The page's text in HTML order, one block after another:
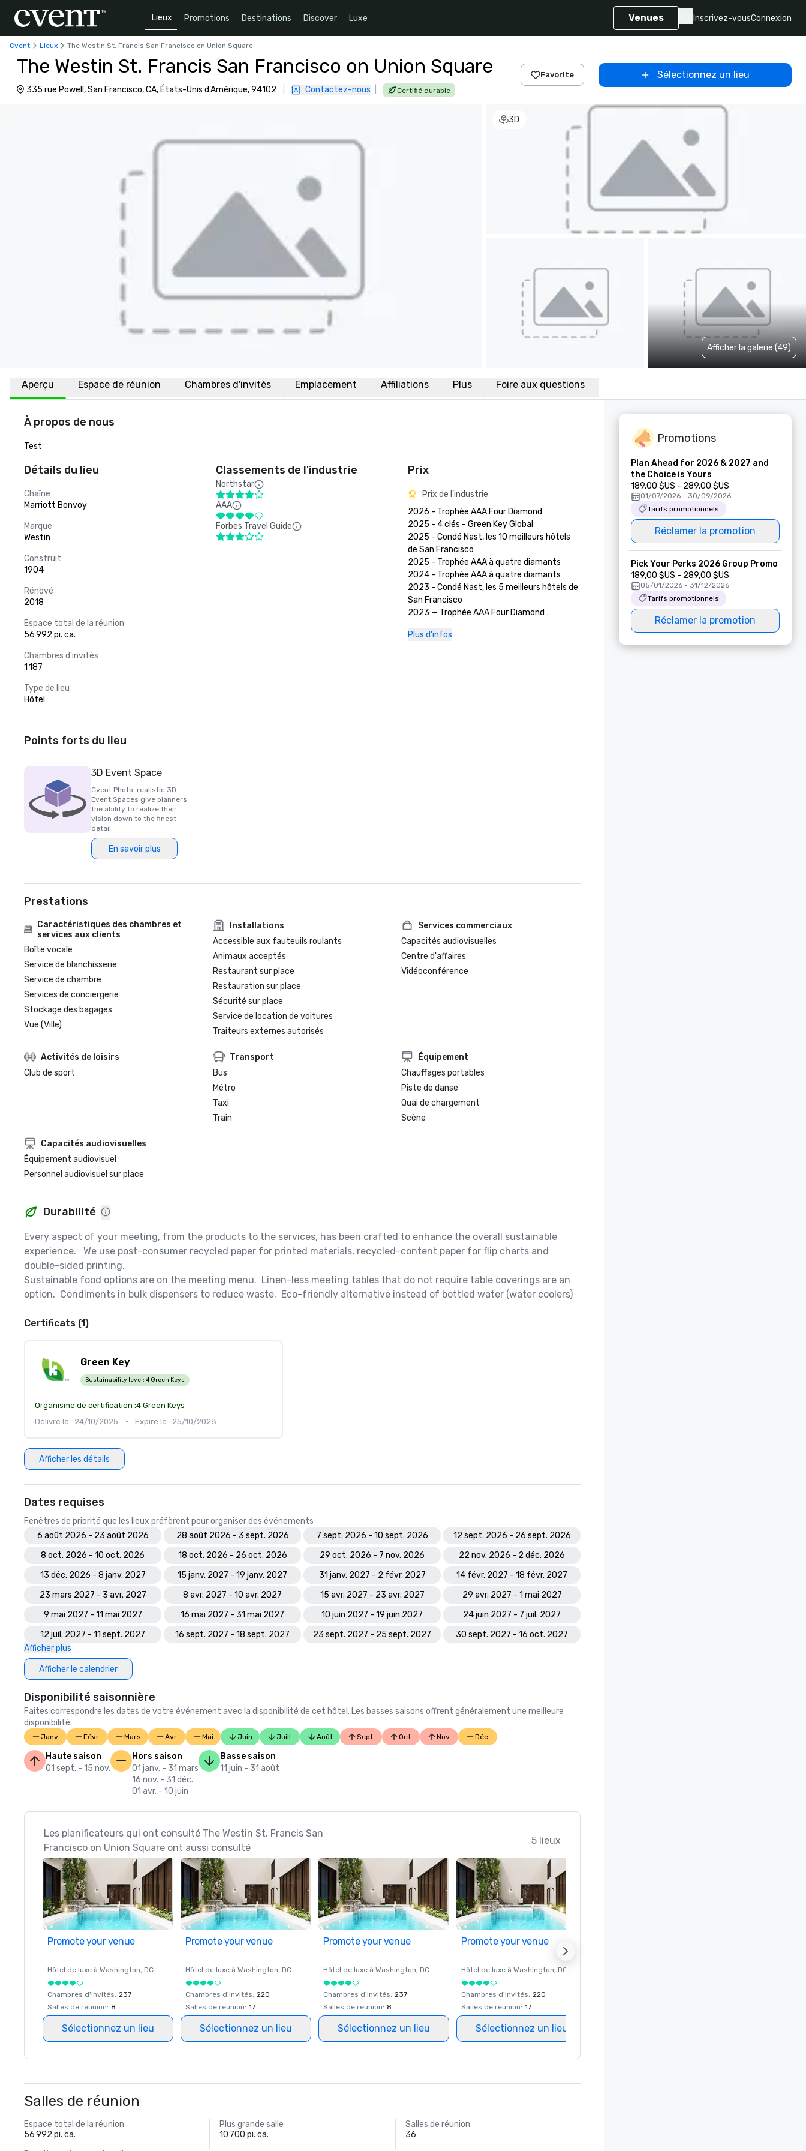
Lieux Promotions Destinations Discover Luxe Venues Inscrivez-vousConnexion
Cvent Lieux The Westin St. Francis San Francisco on Union Square
The Westin St. Francis San Francisco on Union Square
335 rue Powell, San Francisco, CA, États-Unis d'Amérique, 94102 Contactez-nous Certifié durable
Favorite Sélectionnez un lieu
3D
Afficher la galerie (49)
Aperçu Espace de réunion Chambres d'invités Emplacement Affiliations Plus Foire aux questions
À propos de nous
Test
Détails du lieu
Chaîne
Marriott Bonvoy
Marque
Westin
Construit
1904
Rénové
2018
Espace total de la réunion
56 992 pi. ca.
Chambres d'invités
1 187
Type de lieu
Hôtel
Classements de l'industrie
Northstar
AAA
Forbes Travel Guide
Prix
Prix de l'industrie
2026 - Trophée AAA Four Diamond
2025 - 4 clés - Green Key Global
2025 - Condé Nast, les 10 meilleurs hôtels
de San Francisco
2025 - Trophée AAA à quatre diamants
2024 - Trophée AAA à quatre diamants
2023 - Condé Nast, les 5 meilleurs hôtels de
San Francisco
2023 — Trophée AAA Four Diamond
2021 - Prix AAA Four Diamond
Plus d'infos
Points forts du lieu
3D Event Space
Cvent Photo-realistic 3D
Event Spaces give planners
the ability to realize their
vision down to the finest
detail.
En savoir plus
Prestations
Caractéristiques des chambres et
services aux clients
Boîte vocale
Service de blanchisserie
Service de chambre
Services de conciergerie
Stockage des bagages
Vue (Ville)
Installations
Accessible aux fauteuils roulants
Animaux acceptés
Restaurant sur place
Restauration sur place
Sécurité sur place
Service de location de voitures
Traiteurs externes autorisés
Services commerciaux
Capacités audiovisuelles
Centre d'affaires
Vidéoconférence
Activités de loisirs
Club de sport
Transport
Bus
Métro
Taxi
Train
Équipement
Chauffages portables
Piste de danse
Quai de chargement
Scène
Capacités audiovisuelles
Équipement audiovisuel
Personnel audiovisuel sur place
Durabilité
Every aspect of your meeting, from the products to the services, has been crafted to enhance the overall sustainable
experience.   We use post-consumer recycled paper for printed materials, recycled-content paper for flip charts and
double-sided printing.
Sustainable food options are on the meeting menu.  Linen-less meeting tables that do not require table coverings are an
option.  Condiments in bulk dispensers to reduce waste.  Eco-friendly alternative instead of bottled water (water coolers)
Certificats (1)
Green Key
Sustainability level: 4 Green Keys
Organisme de certification :4 Green Keys
Délivré le : 24/10/2025
• Expire le : 25/10/2028
Afficher les détails
Dates requises
Fenêtres de priorité que les lieux préfèrent pour organiser des événements
6 août 2026 - 23 août 2026
28 août 2026 - 3 sept. 2026 7 sept. 2026 - 10 sept. 2026
12 sept. 2026 - 26 sept. 2026
8 oct. 2026 - 10 oct. 2026
18 oct. 2026 - 26 oct. 2026 29 oct. 2026 - 7 nov. 2026
22 nov. 2026 - 2 déc. 2026
13 déc. 2026 - 8 janv. 2027
15 janv. 2027 - 19 janv. 2027 31 janv. 2027 - 2 févr. 2027
14 févr. 2027 - 18 févr. 2027
23 mars 2027 - 3 avr. 2027
8 avr. 2027 - 10 avr. 2027 15 avr. 2027 - 23 avr. 2027
29 avr. 2027 - 1 mai 2027
9 mai 2027 - 11 mai 2027
16 mai 2027 - 31 mai 2027 10 juin 2027 - 19 juin 2027
24 juin 2027 - 7 juil. 2027
12 juil. 2027 - 11 sept. 2027
16 sept. 2027 - 18 sept. 2027 23 sept. 2027 - 25 sept. 2027
30 sept. 2027 - 16 oct. 2027
Afficher plus
Afficher le calendrier
Disponibilité saisonnière
Faites correspondre les dates de votre événement avec la disponibilité de cet hôtel. Les basses saisons offrent généralement une meilleure
disponibilité.
Janv. Févr. Mars Avr. Mai Juin Juill. Août Sept. Oct. Nov. Déc.
Haute saison
01 sept. - 15 nov.
Hors saison
01 janv. - 31 mars
16 nov. - 31 déc.
01 avr. - 10 juin
Basse saison
11 juin - 31 août
Les planificateurs qui ont consulté The Westin St. Francis San
Francisco on Union Square ont aussi consulté
5 lieux
Promote your venue
Hôtel de luxe à Washington, DC
Chambres d'invités: 237
Salles de réunion: 8
Sélectionnez un lieu
Promote your venue
Hôtel de luxe à Washington, DC
Chambres d'invités: 220
Salles de réunion: 17
Sélectionnez un lieu
Promote your venue
Hôtel de luxe à Washington, DC
Chambres d'invités: 237
Salles de réunion: 8
Sélectionnez un lieu
Promote your venue
Hôtel de luxe à Washington, DC
Chambres d'invités: 220
Salles de réunion: 17
Sélectionnez un lieu
Salles de réunion
Espace total de la réunion
56 992 pi. ca.
Plus grande salle
10 700 pi. ca.
Salles de réunion
36
Promotions
Plan Ahead for 2026 & 2027 and
the Choice is Yours
189,00 $US - 289,00 $US
01/07/2026 - 30/09/2026
Tarifs promotionnels
Réclamer la promotion
Pick Your Perks 2026 Group Promo
189,00 $US - 289,00 $US
05/01/2026 - 31/12/2026
Tarifs promotionnels
Réclamer la promotion